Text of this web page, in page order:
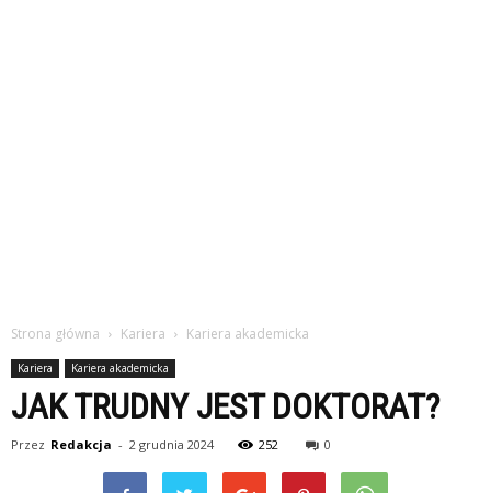
Strona główna Kariera Kariera akademicka
Kariera Kariera akademicka
JAK TRUDNY JEST DOKTORAT?
Przez Redakcja - 2 grudnia 2024 252 0